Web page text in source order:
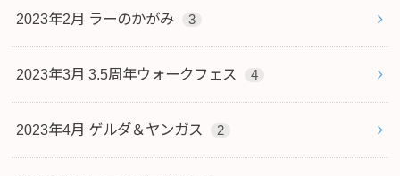
2023年2月 ラーのかがみ 3
2023年3月 3.5周年ウォークフェス 4
2023年4月 ゲルダ＆ヤンガス 2